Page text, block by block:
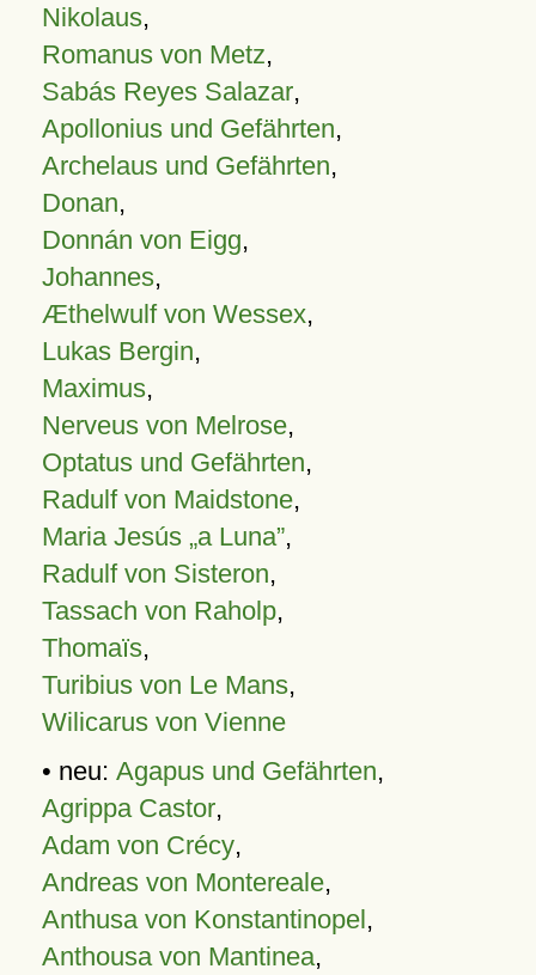
Nikolaus,
Romanus von Metz,
Sabás Reyes Salazar,
Apollonius und Gefährten,
Archelaus und Gefährten,
Donan,
Donnán von Eigg,
Johannes,
Æthelwulf von Wessex,
Lukas Bergin,
Maximus,
Nerveus von Melrose,
Optatus und Gefährten,
Radulf von Maidstone,
Maria Jesús „a Luna”,
Radulf von Sisteron,
Tassach von Raholp,
Thomaïs,
Turibius von Le Mans,
Wilicarus von Vienne
• neu: Agapus und Gefährten,
Agrippa Castor,
Adam von Crécy,
Andreas von Montereale,
Anthusa von Konstantinopel,
Anthousa von Mantinea,